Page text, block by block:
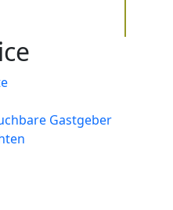
Gastgeber